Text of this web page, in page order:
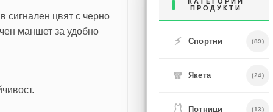
сигнален цвят с черно
маншет за удобно
ПРОДУКТИ
⚡ Спортни (89)
🧣 Якета (24)
Потници (13)